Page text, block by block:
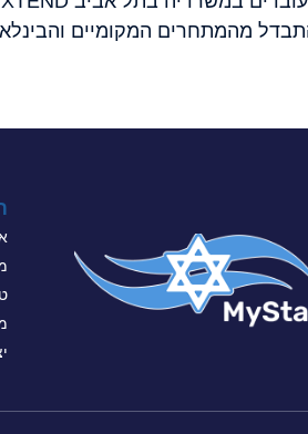
מהמתחרים המקומיים